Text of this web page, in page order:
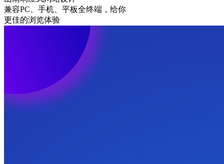
兼容PC、手机、平板全终端，给你
更佳的浏览体验